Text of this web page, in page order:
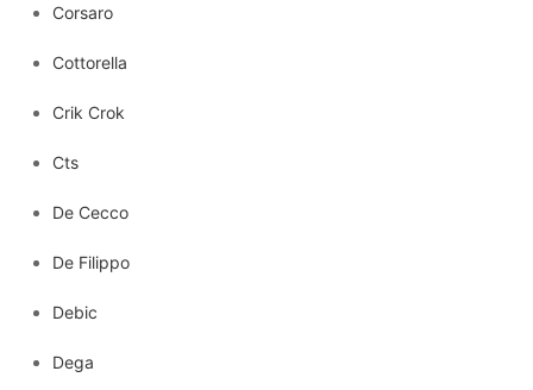
Corsaro
Cottorella
Crik Crok
Cts
De Cecco
De Filippo
Debic
Dega